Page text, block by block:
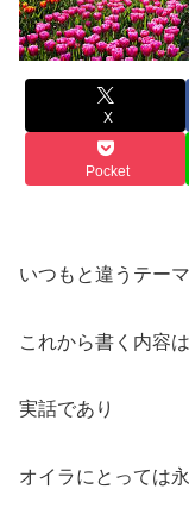
X
Pocket
いつもと違うテー
これから書く内容
実話であり
オイラにとっては